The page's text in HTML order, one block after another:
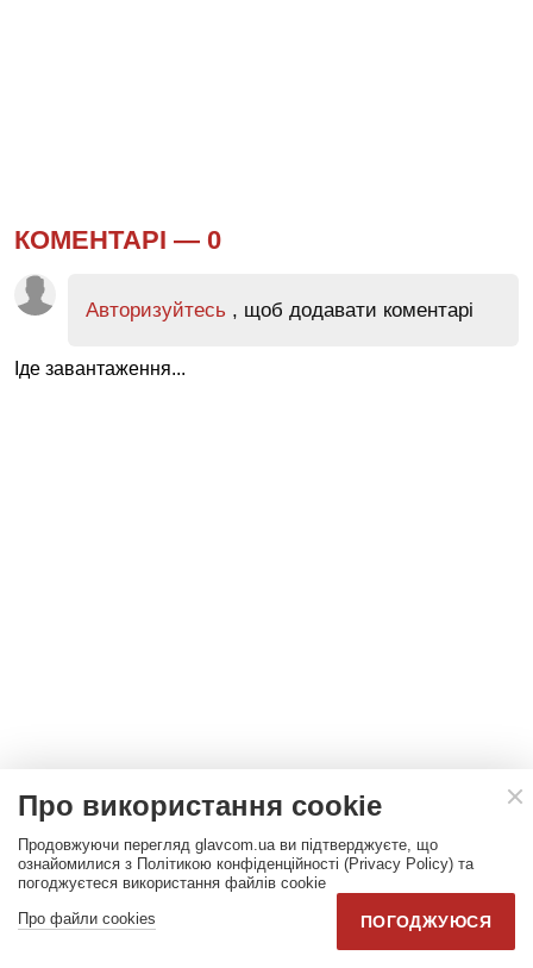
КОМЕНТАРІ — 0
Авторизуйтесь , щоб додавати коментарі
Іде завантаження...
Про використання cookie
Продовжуючи перегляд glavcom.ua ви підтверджуєте, що
ознайомилися з Політикою конфіденційності (Privacy Policy) та
погоджуєтеся використання файлів cookie
Про файли cookies
ПОГОДЖУЮСЯ